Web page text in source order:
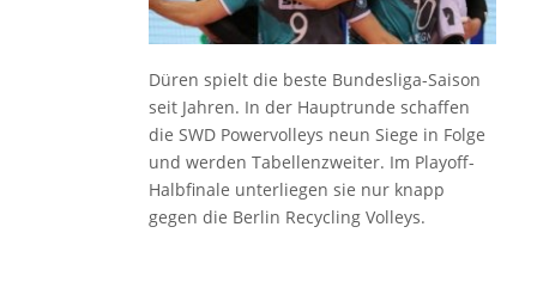
Düren spielt die beste Bundesliga-Saison
seit Jahren. In der Hauptrunde schaffen
die SWD Powervolleys neun Siege in Folge
und werden Tabellenzweiter. Im Playoff-
Halbfinale unterliegen sie nur knapp
gegen die Berlin Recycling Volleys.